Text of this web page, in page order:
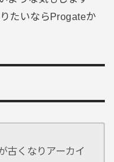
たいならProgateか
古くなりアーカイ